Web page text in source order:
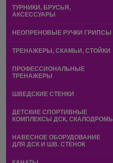
ТУРНИКИ, БРУСЬЯ,
АКСЕССУАРЫ
НЕОПРЕНОВЫЕ РУЧКИ ГРИПСЫ
ТРЕНАЖЕРЫ, СКАМЬИ, СТОЙКИ
ПРОФЕССИОНАЛЬНЫЕ
ТРЕНАЖЕРЫ
ШВЕДСКИЕ СТЕНКИ
ДЕТСКИЕ СПОРТИВНЫЕ
КОМПЛЕКСЫ ДСК, СКАЛОДРОМЫ
НАВЕСНОЕ ОБОРУДОВАНИЕ
ДЛЯ ДСК И ШВ. СТЕНОК